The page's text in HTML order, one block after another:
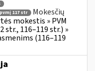
pvmį 117 str
Mokesčių
mokestis » PVM
116–119 str.) »
(116–119